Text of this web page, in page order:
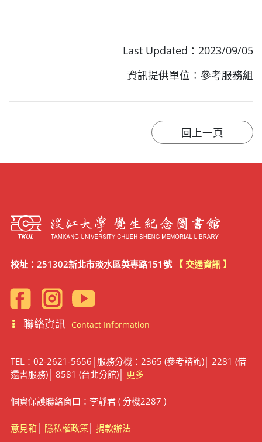
Last Updated：2023/09/05
資訊提供單位：參考服務組
校址：251302新北市淡水區英專路151號 【 交通資訊 】
聯絡資訊 Contact Information
TEL：02-2621-5656│服務分機：2365 (參考諮詢)│ 2281 (借
還書服務)│ 8581 (台北分館)│ 更多
個資保護聯絡窗口：李靜君 ( 分機2287 )
意見箱│ 隱私權政策│ 捐款辦法